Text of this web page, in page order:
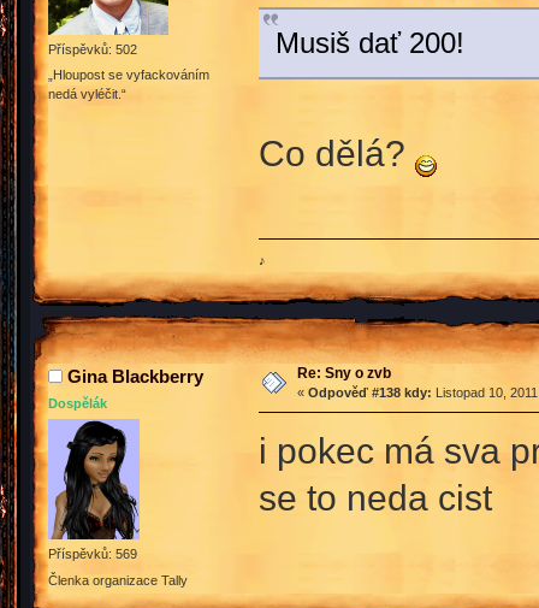
Příspěvků: 502
„Hloupost se vyfackováním
nedá vyléčit.“
Musiš dať 200!
Co dělá?
♪
Gina Blackberry
Dospělák
Příspěvků: 569
Členka organizace Tally
Re: Sny o zvb
« Odpověď #138 kdy: Listopad 10,
i pokec má sva
se to neda cist